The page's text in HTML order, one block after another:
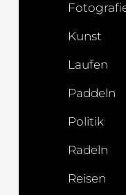
Kunst
Laufen
Paddeln
Politik
Radeln
Reisen